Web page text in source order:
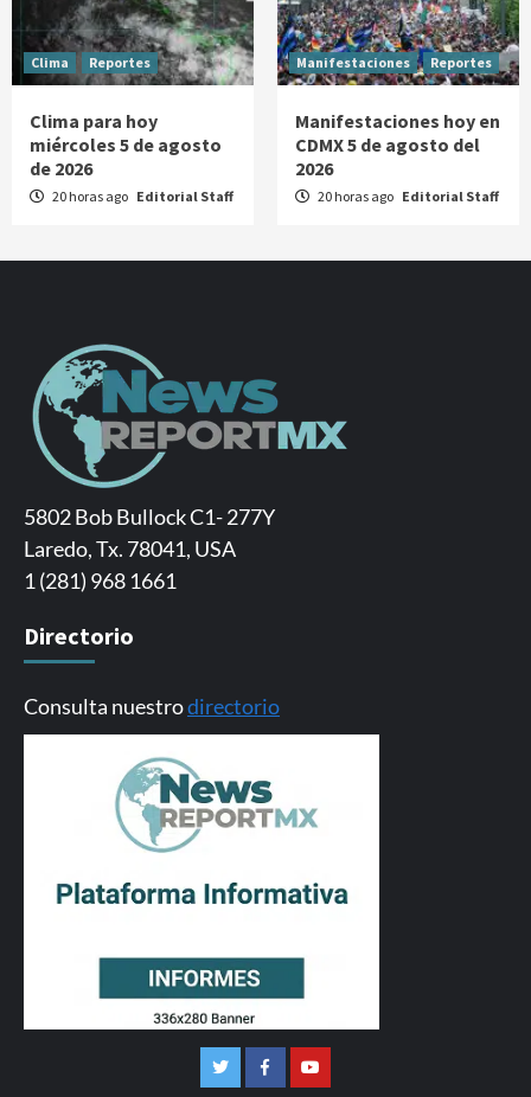
Clima Reportes
Clima para hoy
miércoles 5 de agosto
de 2026
20 horas ago Editorial Staff
Manifestaciones Reportes
Manifestaciones hoy en
CDMX 5 de agosto del
2026
20 horas ago Editorial Staff
5802 Bob Bullock C1- 277Y
Laredo, Tx. 78041, USA
1 (281) 968 1661
Directorio
Consulta nuestrodirectorio
TwitterFacebookYoutube